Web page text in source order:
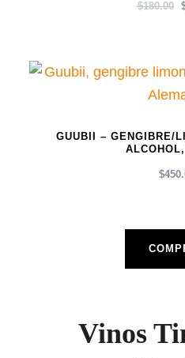
$180.00
GUUBII – GENGIBRE/
$
Vinos